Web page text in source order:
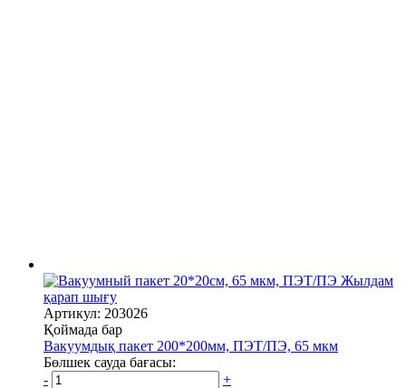
Жылдам
қарап шығу
Артикул: 203026
Қоймада бар
Вакуумдық пакет 200*200мм, ПЭТ/ПЭ, 65 мкм
Бөлшек сауда бағасы:
-
+